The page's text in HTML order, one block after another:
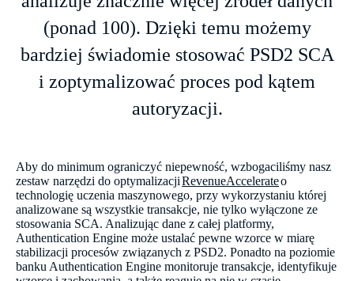
(ponad 100). Dzięki temu możemy
bardziej świadomie stosować PSD2 SCA
i zoptymalizować proces pod kątem
autoryzacji.
Aby do minimum ograniczyć niepewność, wzbogaciliśmy nasz
zestaw narzędzi do optymalizacjiRevenueAccelerateo
technologię uczenia maszynowego, przy wykorzystaniu której
analizowane są wszystkie transakcje, nie tylko wyłączone ze
stosowania SCA. Analizując dane z całej platformy,
Authentication Engine może ustalać pewne wzorce w miarę
stabilizacji procesów związanych z PSD2. Ponadto na poziomie
banku Authentication Engine monitoruje transakcje, identyfikuje